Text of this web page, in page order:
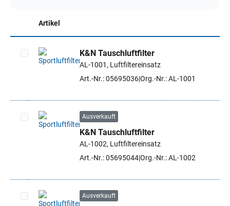
Artikel
Artikel auswählen
K&N Tauschluftfilter
AL-1001, Luftfiltereinsatz
Art.-Nr.: 05695036Org.-Nr.: AL-1001
Artikel auswählen
Ausverkauft
K&N Tauschluftfilter
AL-1002, Luftfiltereinsatz
Art.-Nr.: 05695044Org.-Nr.: AL-1002
Ausverkauft